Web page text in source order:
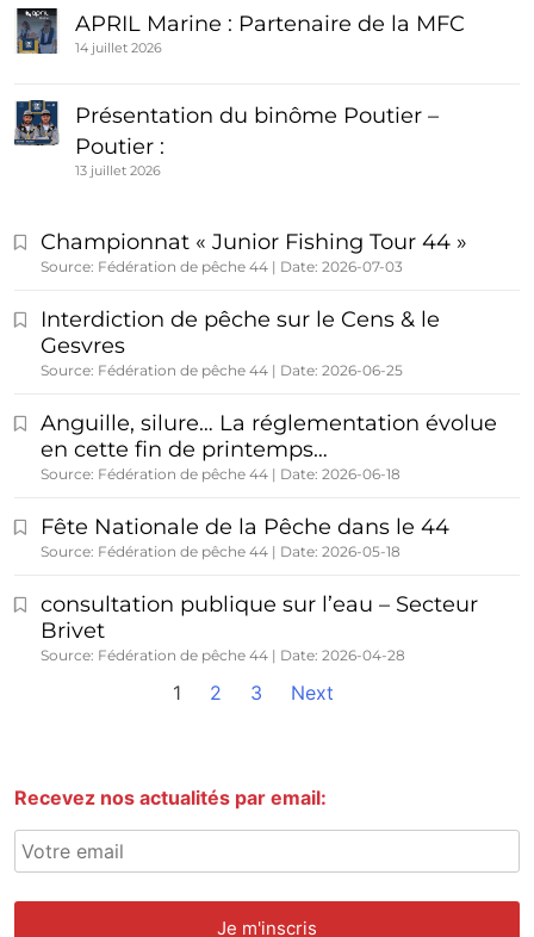
APRIL Marine : Partenaire de la MFC
14 juillet 2026
Présentation du binôme Poutier –
Poutier :
13 juillet 2026
Championnat « Junior Fishing Tour 44 »
Source: Fédération de pêche 44 Date: 2026-07-03
Interdiction de pêche sur le Cens & le
Gesvres
Source: Fédération de pêche 44 Date: 2026-06-25
Anguille, silure… La réglementation évolue
en cette fin de printemps…
Source: Fédération de pêche 44 Date: 2026-06-18
Fête Nationale de la Pêche dans le 44
Source: Fédération de pêche 44 Date: 2026-05-18
consultation publique sur l’eau – Secteur
Brivet
Source: Fédération de pêche 44 Date: 2026-04-28
1 2 3 Next
Recevez nos actualités par email: